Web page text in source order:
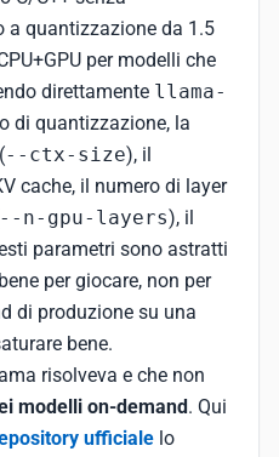
a quantizzazione da 1.5
per modelli che
direttamente llama-
di quantizzazione, la
--ctx-size), il
cache, il numero di layer
--n-gpu-layers), il
parametri sono astratti
per giocare, non per
di produzione su una
bene.
risolveva e che non
modelli on-demand. Qui
ufficiale lo